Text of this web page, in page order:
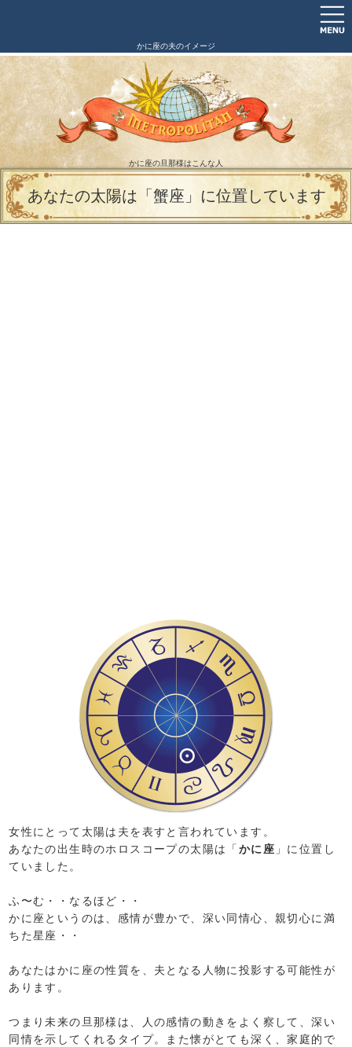
かに座の夫のイメージ
かに座の旦那様はこんな人
あなたの太陽は「蟹座」に位置しています
女性にとって太陽は夫を表すと言われています。
あなたの出生時のホロスコープの太陽は「 かに座 」に位置し
ていました。
ふ〜む・・なるほど・・
かに座というのは、感情が豊かで、深い同情心、親切心に満
ちた星座・・
あなたはかに座の性質を、夫となる人物に投影する可能性が
あります。
つまり未来の旦那様は、人の感情の動きをよく察して、深い
同情を示してくれるタイプ。また懐がとても深く、家庭的で